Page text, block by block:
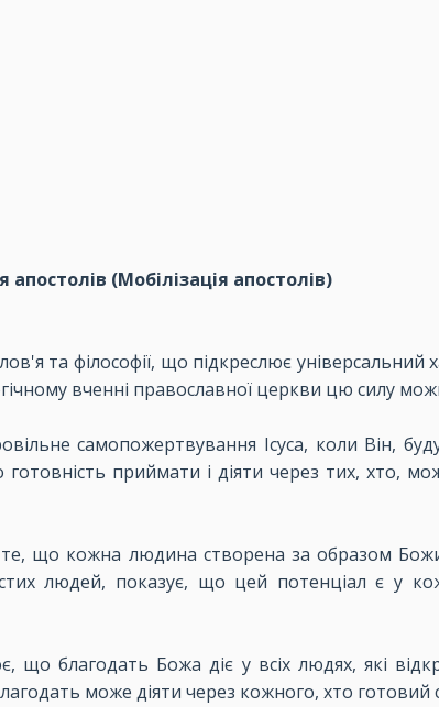
(Мобілізація апостолів)
та філософії, що підкреслює
вченні православної церкви цю силу
самопожертвування Ісуса, коли Він,
приймати і діяти через тих, хто,
що кожна людина створена за образом
людей, показує, що цей потенціал є у
що благодать Божа діє у всіх людях, які
може діяти через кожного, хто готовий